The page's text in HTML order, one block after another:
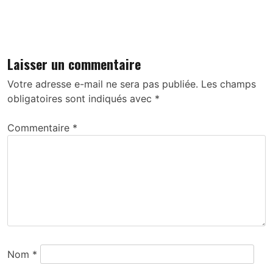
Laisser un commentaire
Votre adresse e-mail ne sera pas publiée. Les champs
obligatoires sont indiqués avec *
Commentaire *
Nom *